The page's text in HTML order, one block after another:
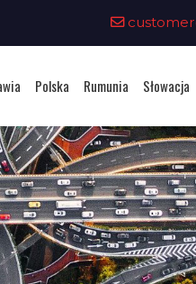
Polska Rumunia Słowacja